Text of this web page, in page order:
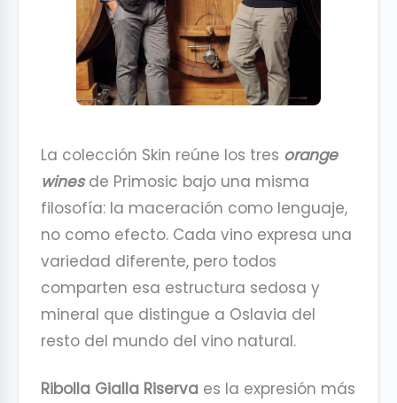
La colección Skin reúne los tres orange
winesde Primosic bajo una misma
filosofía: la maceración como lenguaje,
no como efecto. Cada vino expresa una
variedad diferente, pero todos
comparten esa estructura sedosa y
mineral que distingue a Oslavia del
resto del mundo del vino natural.
Ribolla Gialla Riserva es la expresión más